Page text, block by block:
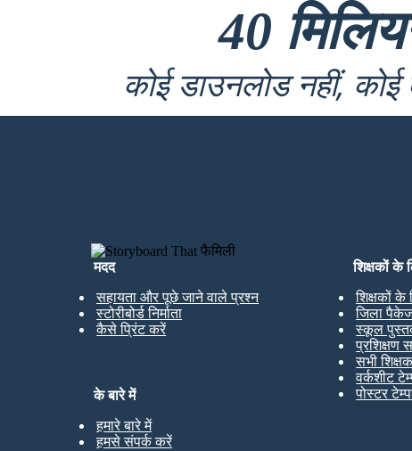
40
कोई डाउनलोड नहीं,
मदद
सहायता और पूछे जाने वाले प्रश्न
स्टोरीबोर्ड निर्माता
कैसे प्रिंट करें
शिक्षकों के
शिक्षकों
जिला
स्कूल
प्रशिक्षण
सभी
वर्कशीट
पोस्टर
के बारे में
हमारे बारे में
हमसे संपर्क करें